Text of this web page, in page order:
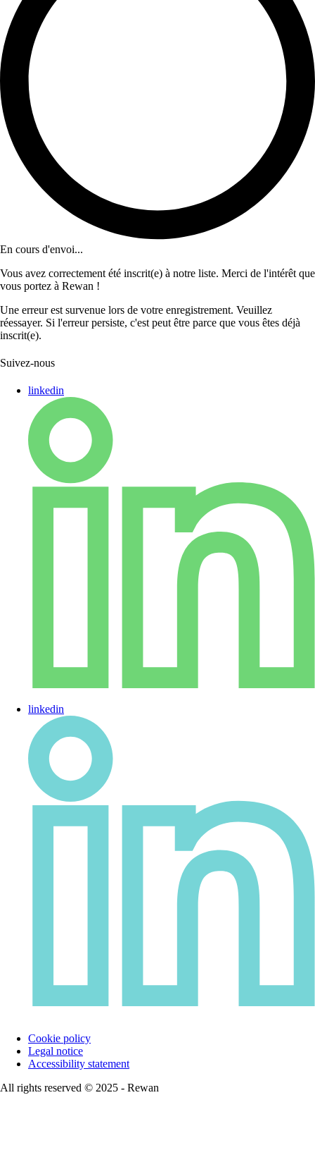
En cours d'envoi...
Vous avez correctement été inscrit(e) à notre liste. Merci de l'intérêt que
vous portez à Rewan !
Une erreur est survenue lors de votre enregistrement. Veuillez
réessayer. Si l'erreur persiste, c'est peut être parce que vous êtes déjà
inscrit(e).
Suivez-nous
linkedin
linkedin
Cookie policy
Legal notice
Accessibility statement
All rights reserved © 2025 - Rewan